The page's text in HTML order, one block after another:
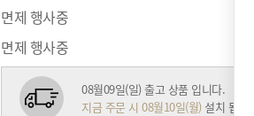
면제 행사중
면제 행사중
08월09일(일) 출고 상품 입니다.
지금 주문 시 08월10일(월) 설치 됩니다.